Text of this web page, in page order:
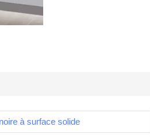
à surface solide